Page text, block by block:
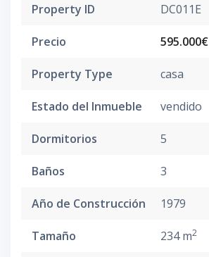
Property ID DC011E
Precio 595.000€
Property Type casa
Estado del Inmueble vendido
Dormitorios 5
Baños 3
Año de Construcción 1979
Tamaño 234 m2